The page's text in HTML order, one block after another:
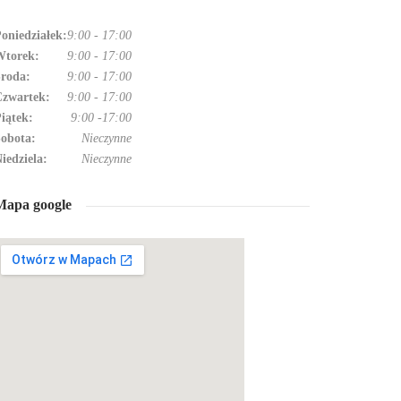
9:00- 17:00
9:00- 17:00
9:00- 17:00
9:00- 17:00
9:00-17:00
Nieczynne
Nieczynne
google